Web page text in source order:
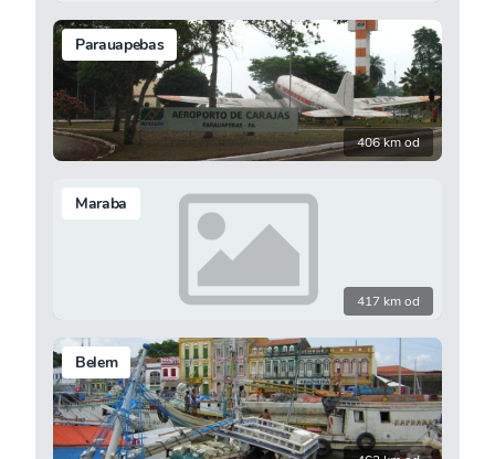
Parauapebas
406 km od
Maraba
417 km od
Belem